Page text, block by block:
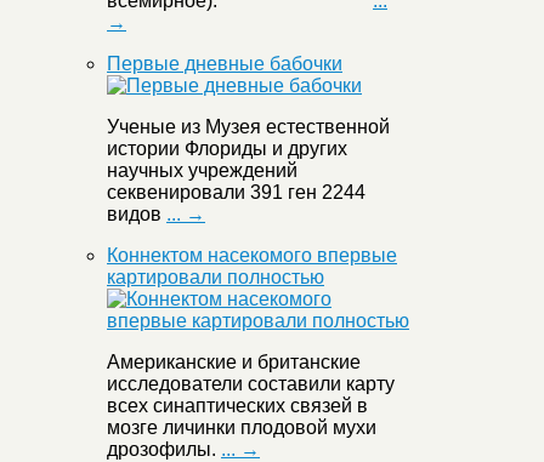
→
Первые дневные бабочки
Ученые из Музея естественной
истории Флориды и других
научных учреждений
секвенировали 391 ген 2244
видов ... →
Коннектом насекомого впервые
картировали полностью
Американские и британские
исследователи составили карту
всех синаптических связей в
мозге личинки плодовой мухи
дрозофилы. ... →